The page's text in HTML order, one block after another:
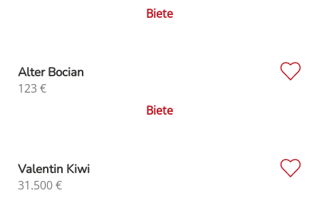
Biete
Alter Bocian
123 €
Biete
Valentin Kiwi
31.500€